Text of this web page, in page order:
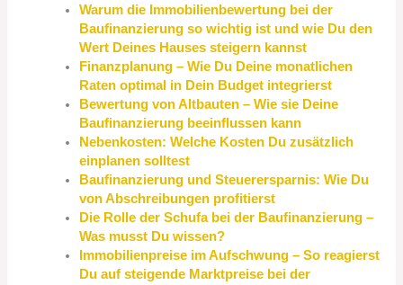
Warum die Immobilienbewertung bei der
Baufinanzierung so wichtig ist und wie Du den
Wert Deines Hauses steigern kannst
Finanzplanung – Wie Du Deine monatlichen
Raten optimal in Dein Budget integrierst
Bewertung von Altbauten – Wie sie Deine
Baufinanzierung beeinflussen kann
Nebenkosten: Welche Kosten Du zusätzlich
einplanen solltest
Baufinanzierung und Steuerersparnis: Wie Du
von Abschreibungen profitierst
Die Rolle der Schufa bei der Baufinanzierung –
Was musst Du wissen?
Immobilienpreise im Aufschwung – So reagierst
Du auf steigende Marktpreise bei der